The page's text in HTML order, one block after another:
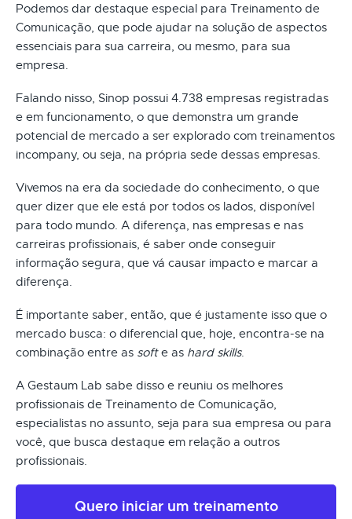
Podemos dar destaque especial para Treinamento de
Comunicação, que pode ajudar na solução de aspectos
essenciais para sua carreira, ou mesmo, para sua
empresa.
Falando nisso, Sinop possui 4.738 empresas registradas
e em funcionamento, o que demonstra um grande
potencial de mercado a ser explorado com treinamentos
incompany, ou seja, na própria sede dessas empresas.
Vivemos na era da sociedade do conhecimento, o que
quer dizer que ele está por todos os lados, disponível
para todo mundo. A diferença, nas empresas e nas
carreiras profissionais, é saber onde conseguir
informação segura, que vá causar impacto e marcar a
diferença.
É importante saber, então, que é justamente isso que o
mercado busca: o diferencial que, hoje, encontra-se na
combinação entre as softe as hard skills.
A Gestaum Lab sabe disso e reuniu os melhores
profissionais de Treinamento de Comunicação,
especialistas no assunto, seja para sua empresa ou para
você, que busca destaque em relação a outros
profissionais.
Quero iniciar um treinamento